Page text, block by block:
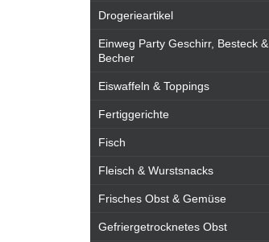
Drogerieartikel
Einweg Party Geschirr, Besteck &
Becher
Eiswaffeln & Toppings
Fertiggerichte
Fisch
Fleisch & Wurstsnacks
Frisches Obst & Gemüse
Gefriergetrocknetes Obst